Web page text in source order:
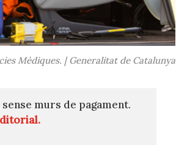
Mèdiques. | Generalitat de Catalunya
murs de pagament.